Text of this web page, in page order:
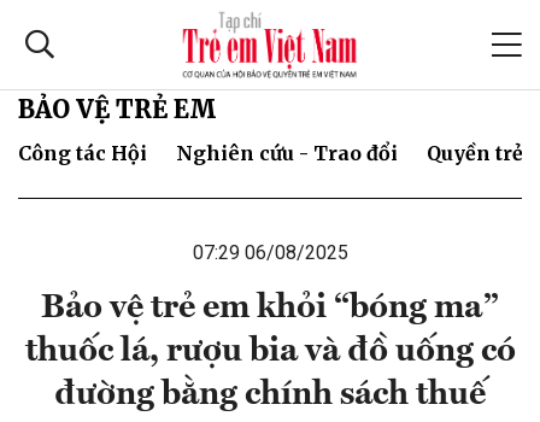
BẢO VỆ TRẺ EM
Công tác Hội Nghiên cứu - Trao đổi Quyền trẻ
07:29 06/08/2025
Bảo vệ trẻ em khỏi “bóng ma”
thuốc lá, rượu bia và đồ uống có
đường bằng chính sách thuế